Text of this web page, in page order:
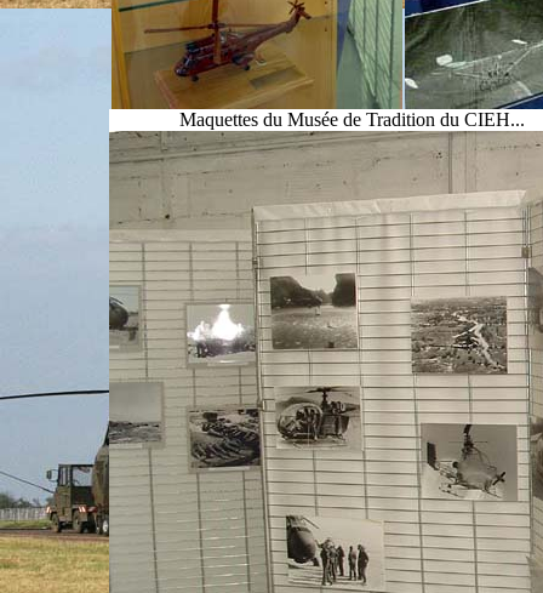
Maquettes du Musée de Tradition du CIEH...